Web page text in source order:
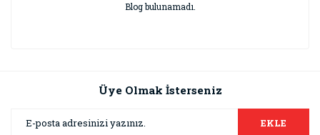
Blog bulunamadı.
Üye Olmak İsterseniz
EKLE